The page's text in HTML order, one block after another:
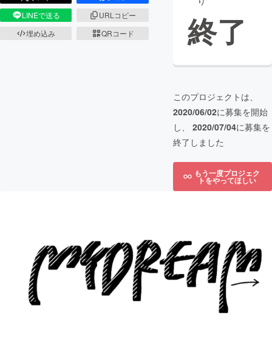
CAMPFIREふるさと納税machi-ya コミュニティ
LINEで送る
URLコピー
埋め込み
QRコード 終了
このプロジェクトは、
2020/06/02に募集を開始
し、 2020/07/04に募集を
終了しました
もう一度プロジェク
トをやってほしい